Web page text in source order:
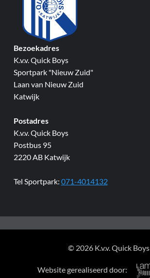
Bezoekadres
K.v.v. Quick Boys
Sportpark "Nieuw Zuid"
Laan van Nieuw Zuid
Katwijk
Postadres
K.v.v. Quick Boys
Postbus 95
2220 AB Katwijk
Tel Sportpark: 071-4014132
© 2026 K.v.v. Quick Boys
Website gerealiseerd door: